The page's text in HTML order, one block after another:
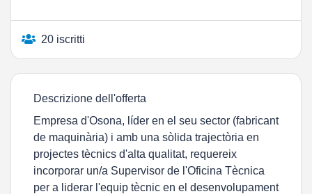
20 iscritti
Descrizione dell'offerta
Empresa d'Osona, líder en el seu sector (fabricant
de maquinària) i amb una sòlida trajectòria en
projectes tècnics d'alta qualitat, requereix
incorporar un/a Supervisor de l'Oficina Tècnica
per a liderar l'equip tècnic en el desenvolupament